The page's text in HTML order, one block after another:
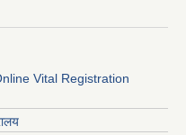
Vital Registration